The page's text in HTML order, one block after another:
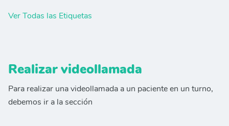
Ver Todas las Etiquetas
Realizar videollamada
Para realizar una videollamada a un paciente en un turno,
debemos ir a la sección